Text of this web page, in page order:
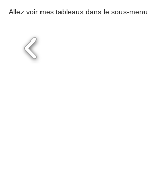
Allez voir mes tableaux dans le sous-menu.